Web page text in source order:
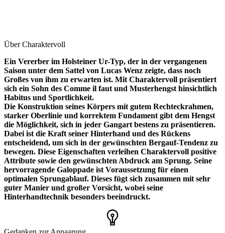
Über Charaktervoll
Ein Vererber im Holsteiner Ur-Typ, der in der vergangenen
Saison unter dem Sattel von Lucas Wenz zeigte, dass noch
Großes von ihm zu erwarten ist. Mit Charaktervoll präsentiert
sich ein Sohn des Comme il faut und Musterhengst hinsichtlich
Habitus und Sportlichkeit.
Die Konstruktion seines Körpers mit gutem Rechteckrahmen,
starker Oberlinie und korrektem Fundament gibt dem Hengst
die Möglichkeit, sich in jeder Gangart bestens zu präsentieren.
Dabei ist die Kraft seiner Hinterhand und des Rückens
entscheidend, um sich in der gewünschten Bergauf-Tendenz zu
bewegen. Diese Eigenschaften verleihen Charaktervoll positive
Attribute sowie den gewünschten Abdruck am Sprung. Seine
hervorragende Galoppade ist Voraussetzung für einen
optimalen Sprungablauf. Dieses fügt sich zusammen mit sehr
guter Manier und großer Vorsicht, wobei seine
Hinterhandtechnik besonders beeindruckt.